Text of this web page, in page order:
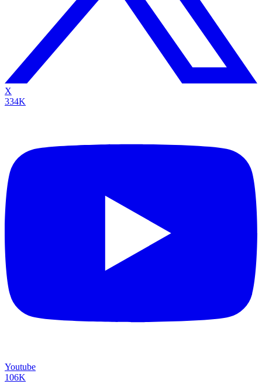
X
334K
Youtube
106K